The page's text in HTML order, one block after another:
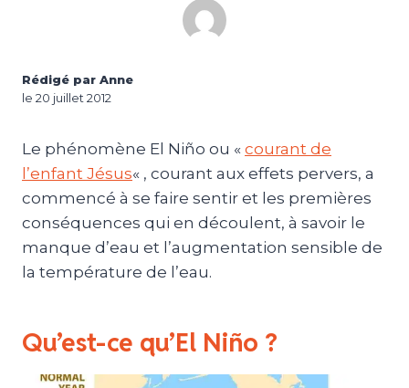
Rédigé par Anne
le 20 juillet 2012
Le phénomène El Niño ou « courant de
l’enfant Jésus« , courant aux effets pervers, a
commencé à se faire sentir et les premières
conséquences qui en découlent, à savoir le
manque d’eau et l’augmentation sensible de
la température de l’eau.
Qu’est-ce qu’El Niño ?